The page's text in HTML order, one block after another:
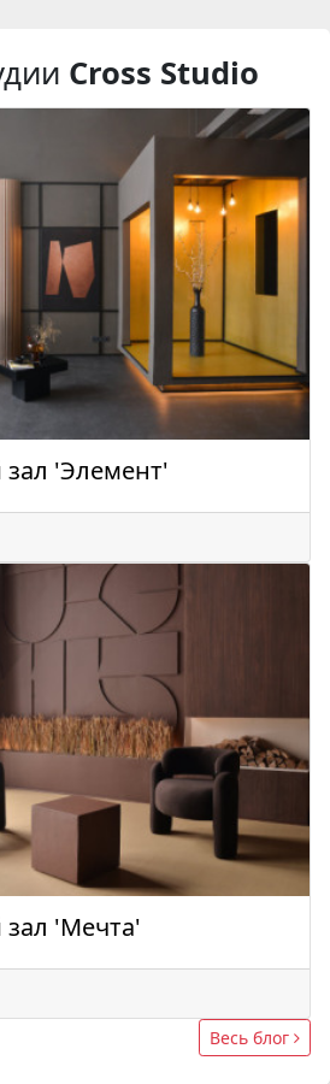
Cross Studio
'Элемент'
'Мечта'
Весь блог